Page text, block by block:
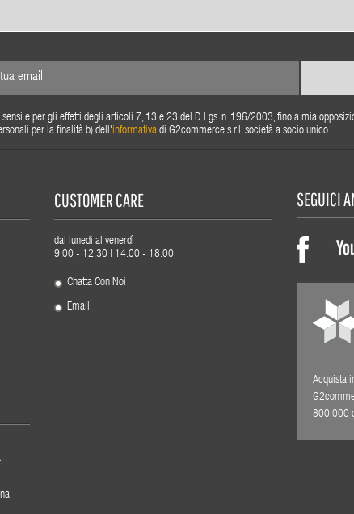
sensi e per gli effetti degli articoli 7, 13 e 23 del D.Lgs. n. 196/2003, fino a mia
per la finalità b) dell'informativadi G2commerce s.r.l. società a socio unico
CUSTOMER CARE
dal lunedì al venerdì
9.00 - 12.30 | 14.00 - 18.00
Chatta Con Noi
Email
SEGUICI
Acquista
800.000